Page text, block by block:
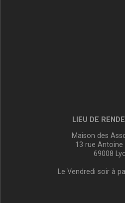
LIEU DE
Maison des
13 rue Antoine
69008
Le Vendredi soir à